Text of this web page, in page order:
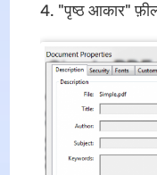
"पृष्ठ आकार"